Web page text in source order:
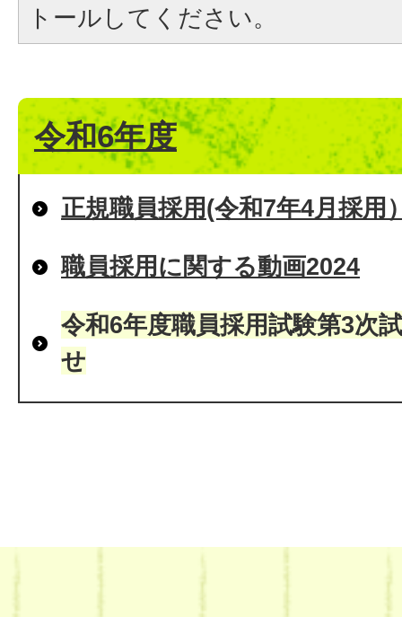
トールしてください。
令和6年度
正規職員採用(令和7年4月採用
職員採用に関する動画2024
令和6年度職員採用試験第3次
せ